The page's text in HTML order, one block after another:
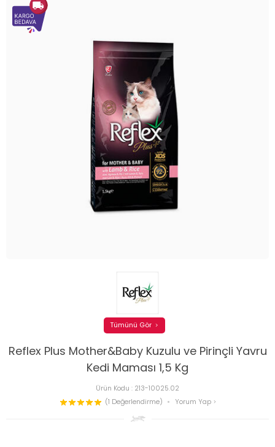
Reflex Plus Mother&Baby Kuzulu ve Pirinçli Yavru
Kedi Maması 1,5 Kg
Ürün Kodu : 213-10025.02
(1 Değerlendirme)
Yorum Yap
Tümünü Gör